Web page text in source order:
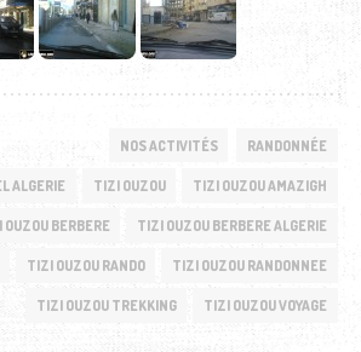
NOS ACTIVITÉS RANDONNÉE
ALGERIE TIZI OUZOU TIZI OUZOU AMAZIGH
BERBERE TIZI OUZOU BERBERE ALGERIE
TIZI OUZOU RANDO TIZI OUZOU RANDONNEE
TIZI OUZOU TREKKING TIZI OUZOU VOYAGE